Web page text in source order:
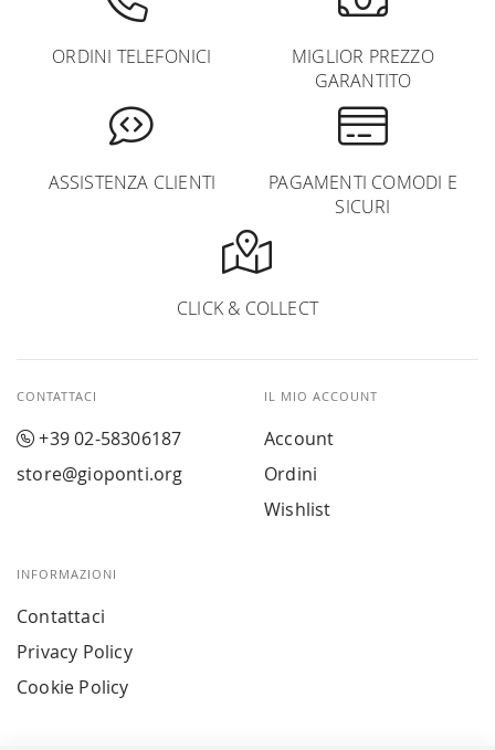
ORDINI TELEFONICI
MIGLIOR PREZZO
GARANTITO
ASSISTENZA CLIENTI
PAGAMENTI COMODI E
SICURI
CLICK & COLLECT
CONTATTACI
+39 02-58306187
store@gioponti.org
IL MIO ACCOUNT
Account
Ordini
Wishlist
INFORMAZIONI
Contattaci
Privacy Policy
Cookie Policy